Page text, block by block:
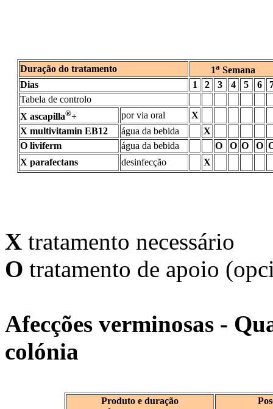
Duração do tratamento 1a Semana
Dias
1 2 3 4 5 6
Tabela de controlo
X ascapilla®+ por via oral
X
X multivitamin EB12
água da bebida
X
O liviferm
água da bebida O O O O
X parafectans
desinfecção X
X tratamento necessário
O tratamento de apoio
Afecções verminosas -
colónia
Produto e duração